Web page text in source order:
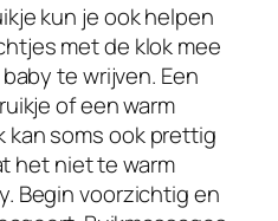
kun je ook helpen
met de klok mee
te wrijven. Een
of een warm
kan soms ook prettig
het niet te warm
Begin voorzichtig en